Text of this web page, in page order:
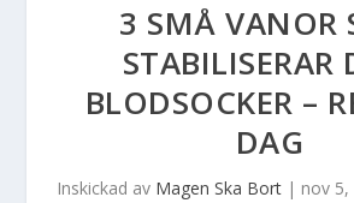
3 SMÅ VANOR
STABILISERAR
BLODSOCKER –
DAG
Inskickad av Magen Ska Bort| nov 5,